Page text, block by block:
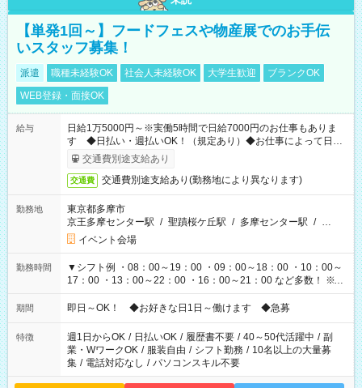
【単発1回～】フードフェスや物産展でのお手伝
いスタッフ募集！
派遣 職種未経験OK 社会人未経験OK 大学生歓迎
ブランクOK
WEB登録・面接OK
給与
日給1万5000円～※実働5時間で日給7000円のお仕事もありま
す ◆日払い・週払いOK！（規定あり）◆お仕事によって日給
も異なります
交通費別途支給あり
交通費 交通費別途支給あり(勤務地により異なります)
勤務地
東京都多摩市
京王多摩センター駅 / 聖蹟桜ケ丘駅 / 多摩センター駅 / …
イベント会場
勤務時間
▼シフト例 ・08：00～19：00 ・09：00～18：00 ・10：00～
17：00 ・13：00～22：00 ・16：00～21：00 など多数！ ※お
仕事により勤務時間が異なります
期間 即日～OK！ ◆お好きな日1日～働けます ◆急募
特徴 週1日からOK / 日払いOK / 履歴書不要 / 40～50代活躍中 / 副
業・WワークOK / 服装自由 / シフト勤務 / 10名以上の大量募
集 / 電話対応なし / パソコンスキル不要